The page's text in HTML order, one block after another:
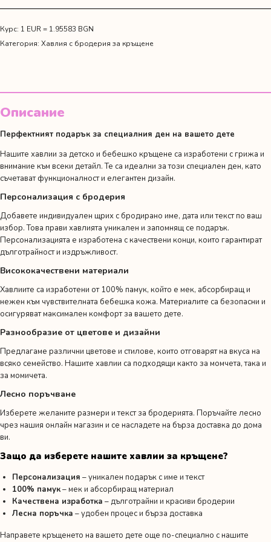
за
кръщене
Курс: 1 EUR = 1.95583 BGN
Категория: Хавлия с бродерия за кръщенe
Описание
Перфектният подарък за специалния ден на вашето дете
Нашите хавлии за детско и бебешко кръщене са изработени с грижа и
внимание към всеки детайл. Те са идеални за този специален ден, като
съчетават функционалност и елегантен дизайн.
Персонализация с бродерия
Добавете индивидуален щрих с бродирано име, дата или текст по ваш
избор. Това прави хавлията уникален и запомнящ се подарък.
Персонализацията е изработена с качествени конци, които гарантират
дълготрайност и издръжливост.
Висококачествени материали
Хавлиите са изработени от 100% памук, който е мек, абсорбиращ и
нежен към чувствителната бебешка кожа. Материалите са безопасни и
осигуряват максимален комфорт за вашето дете.
Разнообразие от цветове и дизайни
Предлагаме различни цветове и стилове, които отговарят на вкуса на
всяко семейство. Нашите хавлии са подходящи както за момчета, така и
за момичета.
Лесно поръчване
Изберете желаните размери и текст за бродерията. Поръчайте лесно
чрез нашия онлайн магазин и се насладете на бърза доставка до дома
ви.
Защо да изберете нашите хавлии за кръщене?
Персонализация – уникален подарък с име и текст
100% памук– мек и абсорбиращ материал
Качествена изработка – дълготрайни и красиви бродерии
Лесна поръчка – удобен процес и бърза доставка
Направете кръщенето на вашето дете още по-специално с нашите